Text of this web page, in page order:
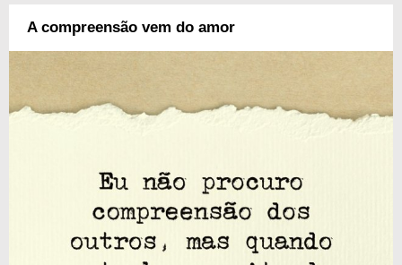
A compreensão vem do amor